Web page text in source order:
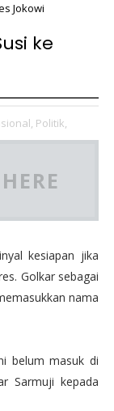
Jokowi
ke
Politik,
kesiapan jika
Golkar sebagai
nama
belum masuk di
Sarmuji kepada